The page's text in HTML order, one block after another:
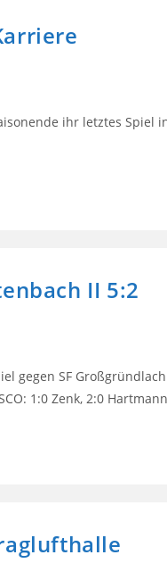
ihr letztes Spiel
II 5:2
gegen SF
1:0 Zenk, 2:0